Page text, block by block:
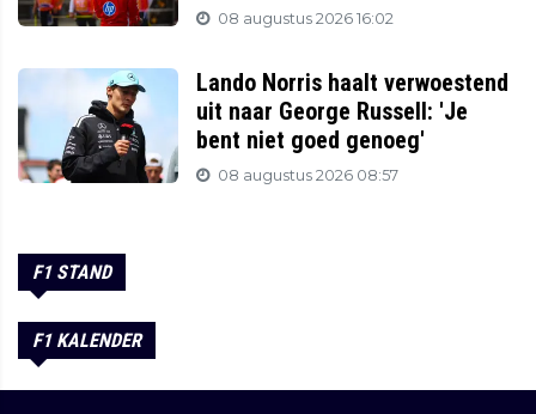
08 augustus 2026 16:02
Lando Norris haalt verwoestend
uit naar George Russell: 'Je
bent niet goed genoeg'
08 augustus 2026 08:57
F1 STAND
F1 KALENDER